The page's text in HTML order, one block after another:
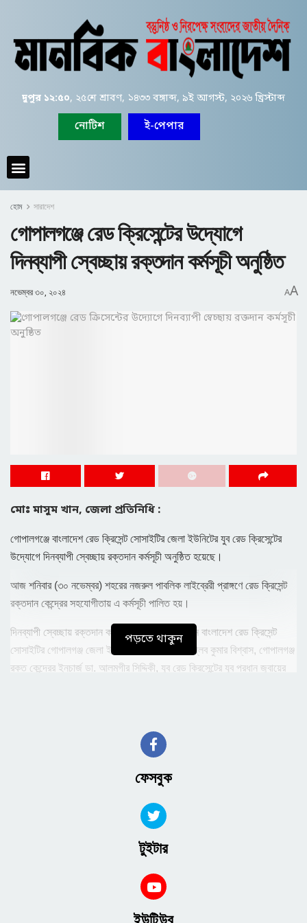
দুপুর ১২:৫০, ২৫শে শ্রাবণ, ১৪৩৩ বঙ্গাব্দ, ৯ই আগস্ট, ২০২৬ খ্রিস্টাব্দ
নোটিশ ই-পেপার
হোম সারাদেশ
গোপালগঞ্জে রেড ক্রিসেন্টের উদ্যোগে
দিনব্যাপী স্বেচ্ছায় রক্তদান কর্মসূচী অনুষ্ঠিত
নভেম্বর ৩০, ২০২৪ AA
মোঃ মাসুম খান, জেলা প্রতিনিধি :
গোপালগঞ্জে বাংলাদেশ রেড ক্রিসেন্ট সোসাইটির জেলা ইউনিটের যুব রেড ক্রিসেন্টের
উদ্যোগে দিনব্যাপী স্বেচ্ছায় রক্তদান কর্মসূচী অনুষ্ঠিত হয়েছে।
আজ শনিবার (৩০ নভেম্বর) শহরের নজরুল পাবলিক লাইব্রেরী প্রাঙ্গণে রেড ক্রিসেন্ট
রক্তদান কেন্দ্রের সহযোগীতায় এ কর্মসূচী পালিত হয়।
দিনব্যাপী স্বেচ্ছায় রক্তদান কর্মসূচীর উদ্বোধনী অনুষ্ঠানে বাংলাদেশ রেড ক্রিসেন্ট
সোসাইটির গোপালগঞ্জ জেলা ইউনিট লেভেল কর্মকর্তা বিপ্লব কুমার বিশ্বাস, গোপালগঞ্জ
রক্ত কেন্দ্রের ইনচার্জ ডা. আলমগীর সিদ্দিকী, যুব রেড ক্রিসেন্টের যুব প্রধান জুবায়ের
সেই সাথে যারা রক্তদান করছেন তাদেরকে বিনামূল্যে ৫টি রক্তের পরীক্ষা করা হচ্ছে।
সংগ্রহকৃত এসব রক্ত থ্যালাসেমিয়ায় আক্রান্ত রোগীসহ যাদের জরুরী মুহূর্তে রক্তের
পড়তে থাকুন
ফেসবুক
টুইটার